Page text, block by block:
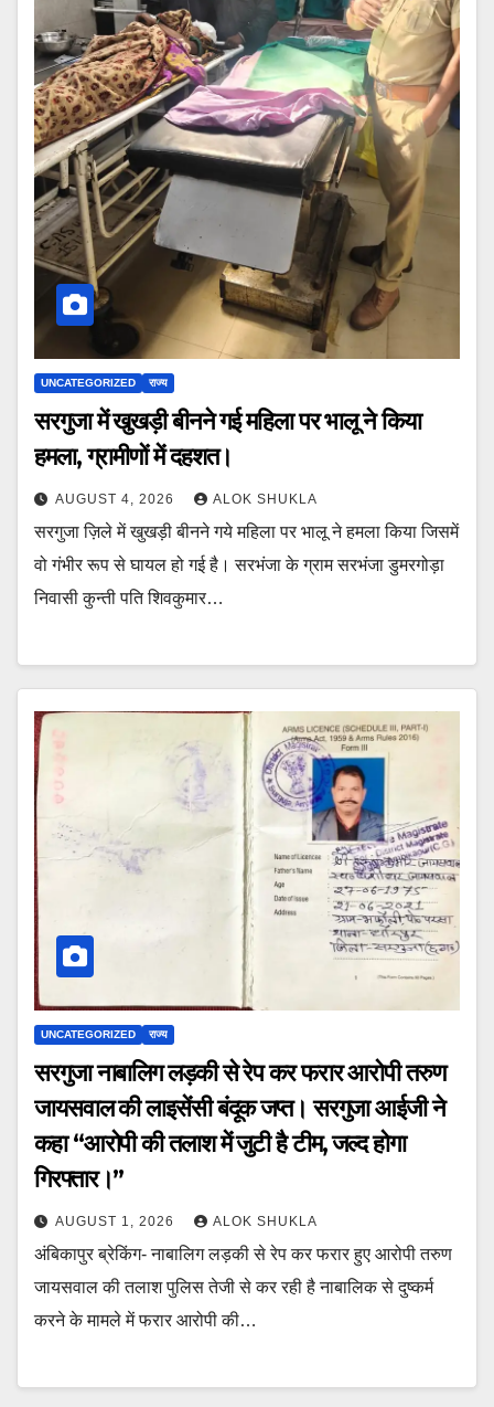
UNCATEGORIZED राज्य
सरगुजा में खुखड़ी बीनने गई महिला पर भालू ने किया
हमला, ग्रामीणों में दहशत।
AUGUST 4, 2026 ALOK SHUKLA
सरगुजा ज़िले में खुखड़ी बीनने गये महिला पर भालू ने हमला किया जिसमें
वो गंभीर रूप से घायल हो गई है। सरभंजा के ग्राम सरभंजा डुमरगोड़ा
निवासी कुन्ती पति शिवकुमार…
UNCATEGORIZED राज्य
सरगुजा नाबालिग लड़की से रेप कर फरार आरोपी तरुण
जायसवाल की लाइसेंसी बंदूक जप्त। सरगुजा आईजी ने
कहा “आरोपी की तलाश में जुटी है टीम, जल्द होगा
गिरफ्तार।”
AUGUST 1, 2026 ALOK SHUKLA
अंबिकापुर ब्रेकिंग- नाबालिग लड़की से रेप कर फरार हुए आरोपी तरुण
जायसवाल की तलाश पुलिस तेजी से कर रही है नाबालिक से दुष्कर्म
करने के मामले में फरार आरोपी की…